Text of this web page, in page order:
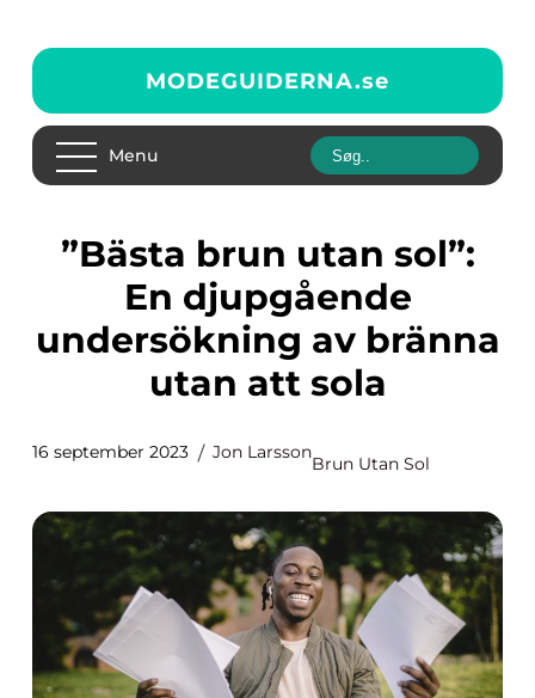
MODEGUIDERNA.se
Menu
”Bästa brun utan sol”:
En djupgående
undersökning av bränna
utan att sola
16 september 2023 Jon Larsson
Brun Utan Sol